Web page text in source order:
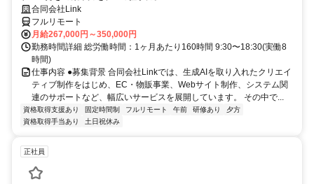
合同会社Link
フルリモート
月給267,000円～350,000円
勤務時間詳細 総労働時間：1ヶ月あたり160時間 9:30〜18:30(実働8
時間)
仕事内容 ●募集背景 合同会社Linkでは、生成AIを取り入れたクリエイ
ティブ制作をはじめ、EC・物販事業、Webサイト制作、システム関
連のサポートなど、幅広いサービスを展開しています。 その中で...
資格取得支援あり 固定時間制 フルリモート 午前 研修あり
夕方
資格取得手当あり
土日祝休み
正社員